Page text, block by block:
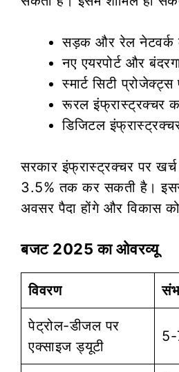
सड़क और रेल नेटवर्क
नए एयरपोर्ट और
स्मार्ट सिटी
रूरल इंफ्रास्ट्रक्चर
डिजिटल
सरकार इंफ्रास्ट्रक्चर पर
3.5% तक कर सकती है।
अवसर पैदा होंगे और विकास को
बजट 2025 का ओवरव्यू
विवरण
पेट्रोल-डीजल पर
एक्साइज ड्यूटी
5-